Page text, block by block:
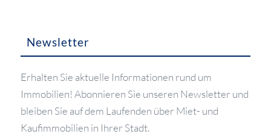
Newsletter
Erhalten Sie aktuelle Informationen rund um
Immobilien! Abonnieren Sie unseren Newsletter und
bleiben Sie auf dem Laufenden über Miet- und
Kaufimmobilien in Ihrer Stadt.